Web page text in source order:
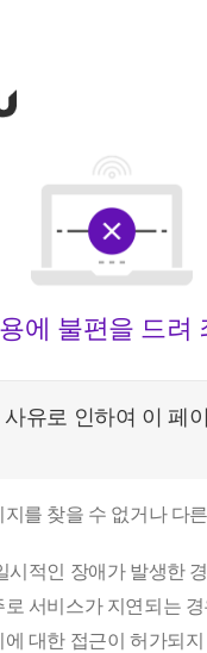
에 불편을 드려
유로 인하여 이 페
를 찾을 수 없거나 다
시적인 장애가 발생한
로 서비스가 지연되는 경
대한 접근이 허가되